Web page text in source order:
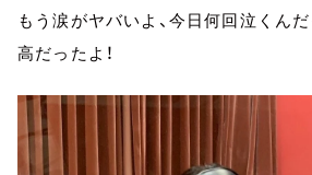
もう涙がヤバいよ、今日何回泣くん
高だったよ！